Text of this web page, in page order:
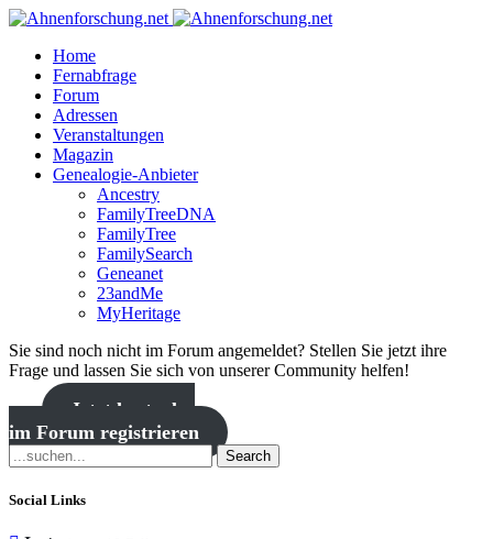
Home
Fernabfrage
Forum
Adressen
Veranstaltungen
Magazin
Genealogie-Anbieter
Ancestry
FamilyTreeDNA
FamilyTree
FamilySearch
Geneanet
23andMe
MyHeritage
Sie sind noch nicht im Forum angemeldet? Stellen Sie jetzt ihre
Frage und lassen Sie sich von unserer Community helfen!
Jetzt kostenlos
im Forum registrieren
Search
Social Links